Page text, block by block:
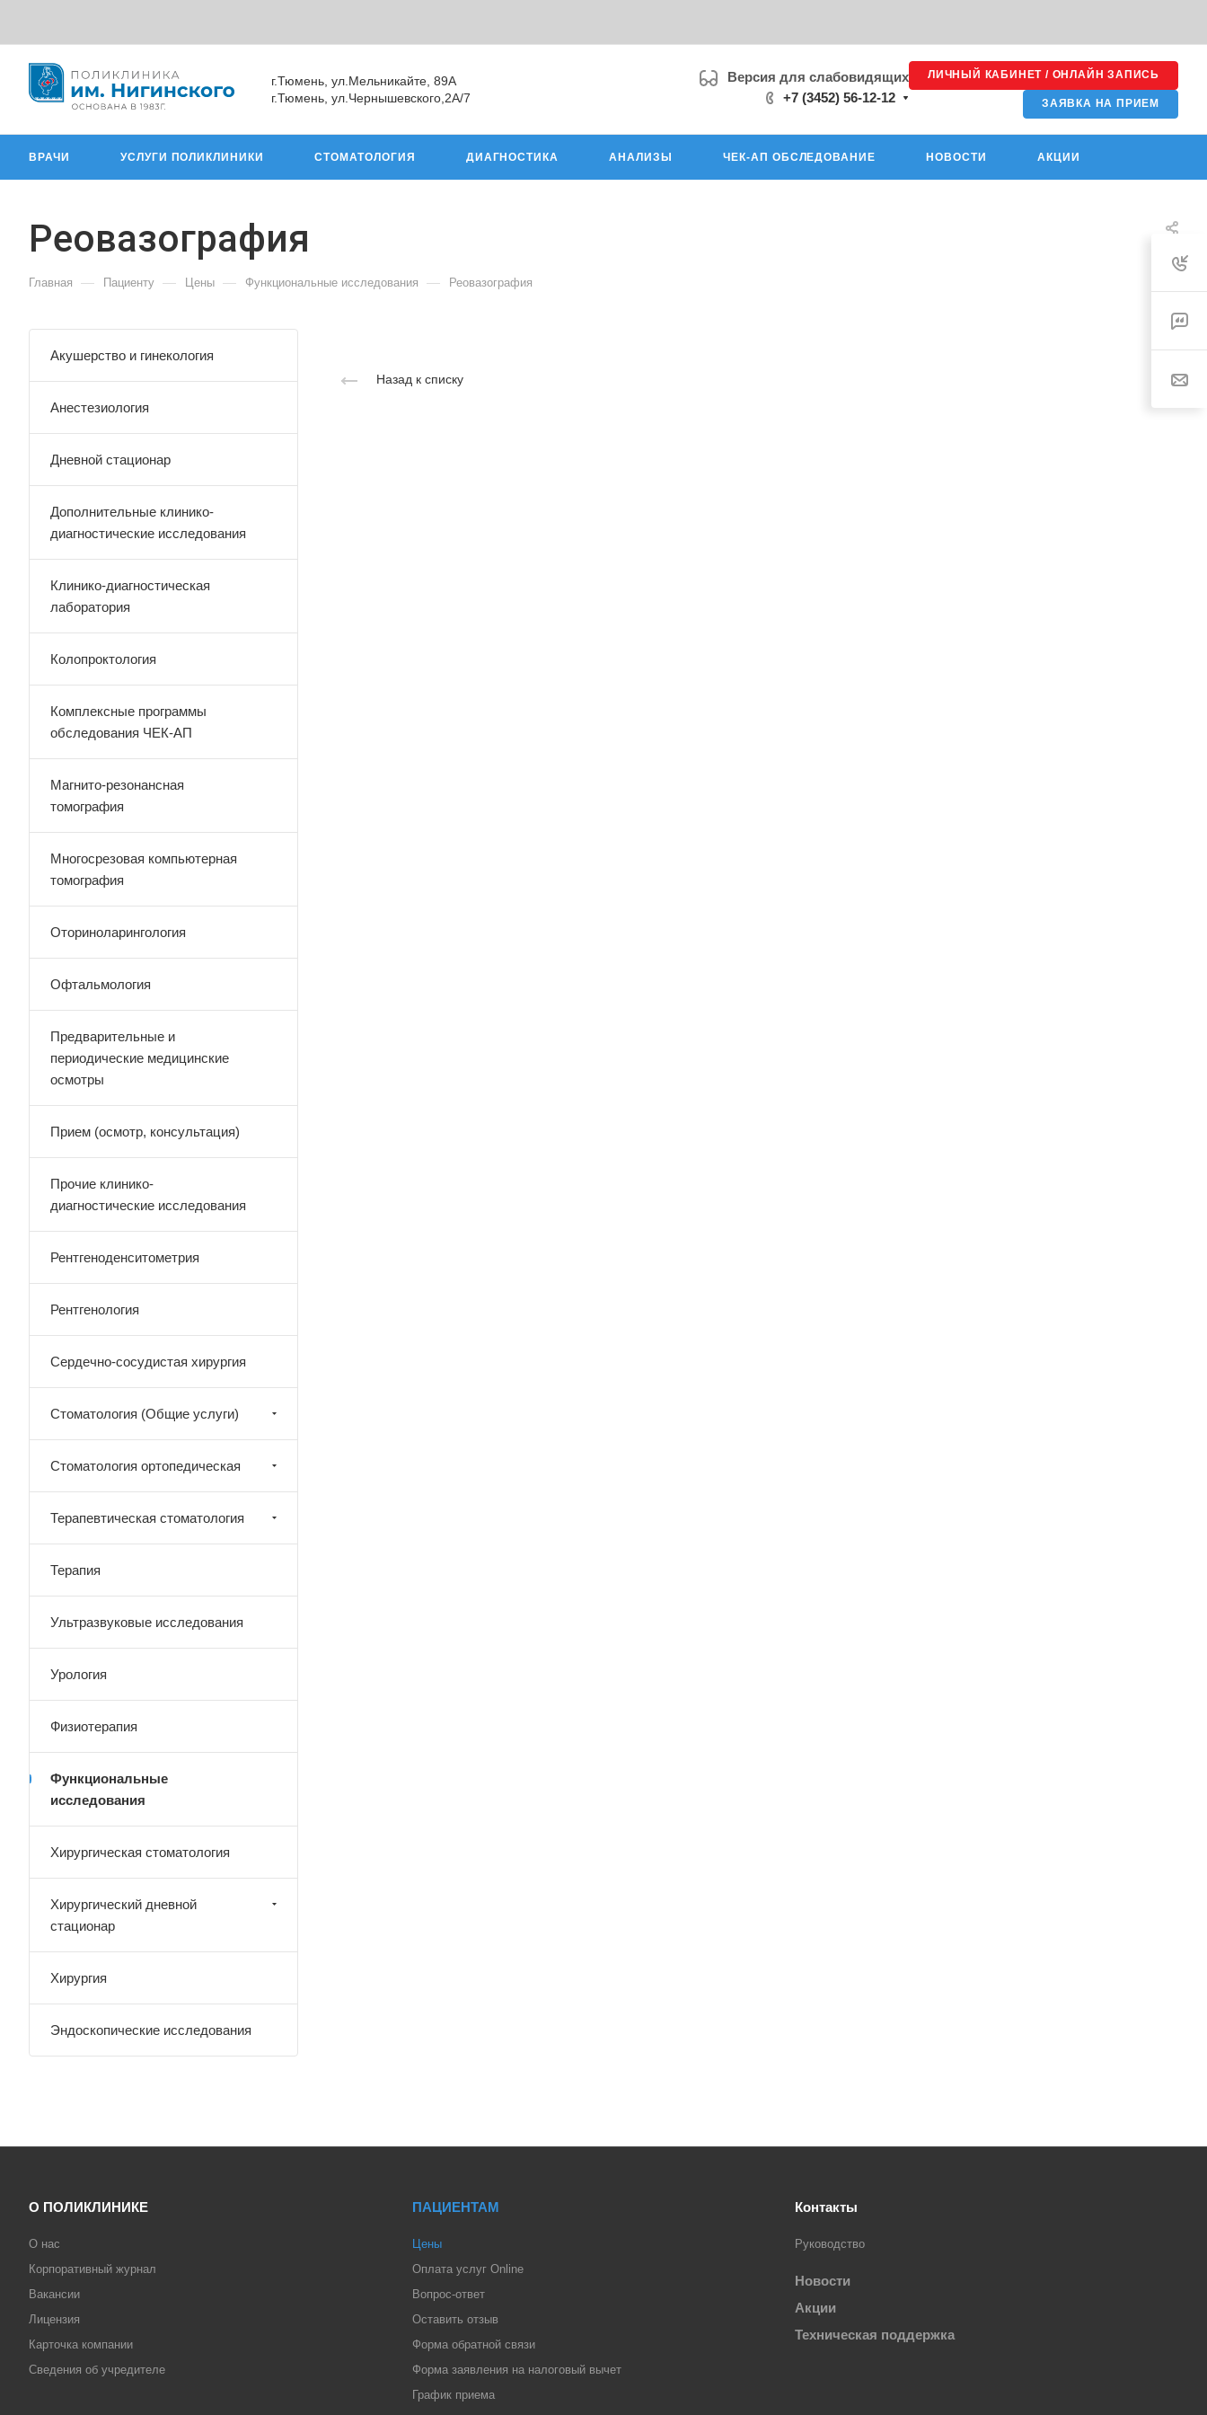
г.Тюмень, ул.Мельникайте, 89А
г.Тюмень, ул.Чернышевского,2А/7
Версия для слабовидящих
+7 (3452) 56-12-12
ЛИЧНЫЙ КАБИНЕТ / ОНЛАЙН ЗАПИСЬ
ЗАЯВКА НА ПРИЕМ
ВРАЧИ УСЛУГИ ПОЛИКЛИНИКИ СТОМАТОЛОГИЯ ДИАГНОСТИКА АНАЛИЗЫ ЧЕК-АП ОБСЛЕДОВАНИЕ НОВОСТИ АКЦИИ
Реовазография
Главная — Пациенту — Цены — Функциональные исследования — Реовазография
Назад к списку
Акушерство и гинекология
Анестезиология
Дневной стационар
Дополнительные клинико-
диагностические исследования
Клинико-диагностическая
лаборатория
Колопроктология
Комплексные программы
обследования ЧЕК-АП
Магнито-резонансная
томография
Многосрезовая компьютерная
томография
Оториноларингология
Офтальмология
Предварительные и
периодические медицинские
осмотры
Прием (осмотр, консультация)
Прочие клинико-
диагностические исследования
Рентгеноденситометрия
Рентгенология
Сердечно-сосудистая хирургия
Стоматология (Общие услуги)
Стоматология ортопедическая
Терапевтическая стоматология
Терапия
Ультразвуковые исследования
Урология
Физиотерапия
Функциональные
исследования
Хирургическая стоматология
Хирургический дневной
стационар
Хирургия
Эндоскопические исследования
О ПОЛИКЛИНИКЕ
О нас
Корпоративный журнал
Вакансии
Лицензия
Карточка компании
Сведения об учредителе
ПАЦИЕНТАМ
Цены
Оплата услуг Online
Вопрос-ответ
Оставить отзыв
Форма обратной связи
Форма заявления на налоговый вычет
График приема
Контакты
Руководство
Новости
Акции
Техническая поддержка